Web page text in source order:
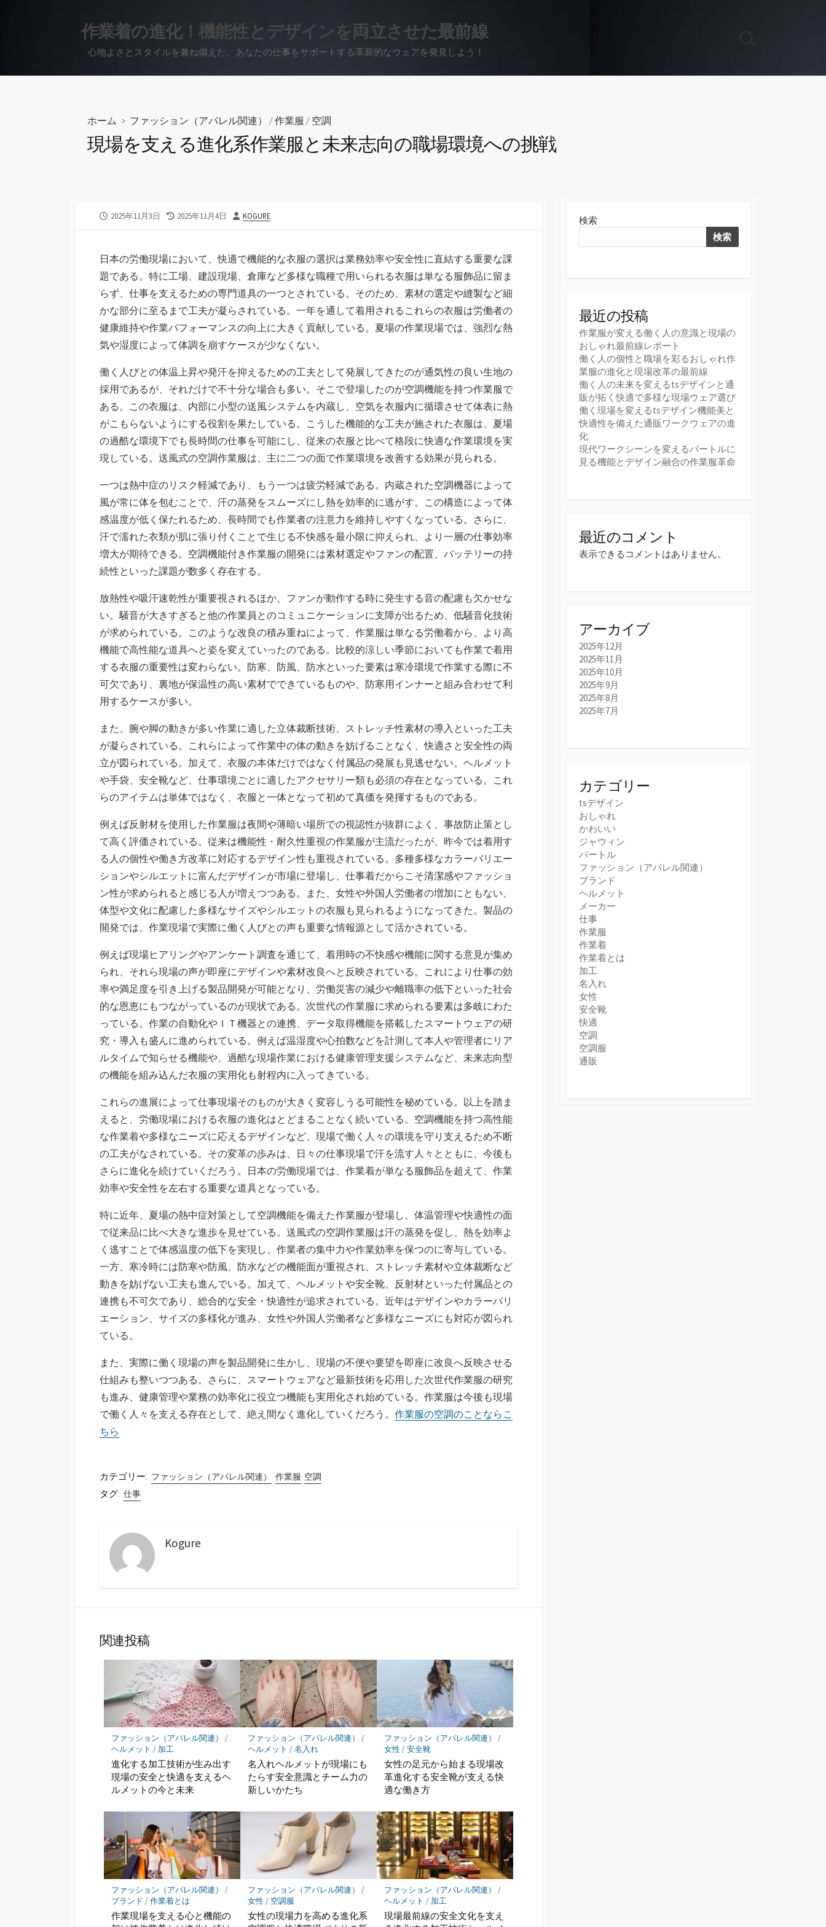
作業着の進化！機能性とデザインを両立させた最前線
心地よさとスタイルを兼ね備えた、あなたの仕事をサポートする革新的なウェアを発見しよう！
検
ホーム > ファッション（アパレル関連） /作業服 / 空調
現場を支える進化系作業服と未来志向の職場環境への挑戦
公
2025年11月3日
最
日
2025年11月4日
投
KOGURE
日本の労働現場において、快適で機能的な衣服の選択は業務効率や安全性に直結する重要な課
題である。 特に工場、建設現場、倉庫など多様な職種で用いられる衣服は単なる服飾品に留ま
らず、仕事を支えるための専門道具の一つとされている。そのため、素材の選定や縫製など細
かな部分に至るまで工夫が凝らされている。一年を通して着用されるこれらの衣服は労働者の
健康維持や作業パフォーマンスの向上に大きく貢献している。夏場の作業現場では、強烈な熱
気や湿度によって体調を崩すケースが少なくない。
働く人びとの体温上昇や発汗を抑えるための工夫として発展してきたのが通気性の良い生地の
採用であるが、それだけで不十分な場合も多い。そこで登場したのが空調機能を持つ作業服で
ある。この衣服は、内部に小型の送風システムを内蔵し、空気を衣服内に循環させて体表に熱
がこもらないようにする役割を果たしている。こうした機能的な工夫が施された衣服は、夏場
の過酷な環境下でも長時間の仕事を可能にし、従来の衣服と比べて格段に快適な作業環境を実
現している。送風式の空調作業服は、主に二つの面で作業環境を改善する効果が見られる。
一つは熱中症のリスク軽減であり、もう一つは疲労軽減である。内蔵された空調機器によって
風が常に体を包むことで、汗の蒸発をスムーズにし熱を効率的に逃がす。この構造によって体
感温度が低く保たれるため、長時間でも作業者の注意力を維持しやすくなっている。さらに、
汗で濡れた衣類が肌に張り付くことで生じる不快感を最小限に抑えられ、より一層の仕事効率
増大が期待できる。空調機能付き作業服の開発には素材選定やファンの配置、バッテリーの持
続性といった課題が数多く存在する。
放熱性や吸汗速乾性が重要視されるほか、ファンが動作する時に発生する音の配慮も欠かせな
い。騒音が大きすぎると他の作業員とのコミュニケーションに支障が出るため、低騒音化技術
が求められている。このような改良の積み重ねによって、作業服は単なる労働着から、より高
機能で高性能な道具へと姿を変えていったのである。比較的涼しい季節においても作業で着用
する衣服の重要性は変わらない。防寒、防風、防水といった要素は寒冷環境で作業する際に不
可欠であり、裏地が保温性の高い素材でできているものや、防寒用インナーと組み合わせて利
用するケースが多い。
また、腕や脚の動きが多い作業に適した立体裁断技術、ストレッチ性素材の導入といった工夫
が凝らされている。これらによって作業中の体の動きを妨げることなく、快適さと安全性の両
立が図られている。加えて、衣服の本体だけではなく付属品の発展も見逃せない。ヘルメット
や手袋、安全靴など、仕事環境ごとに適したアクセサリー類も必須の存在となっている。これ
らのアイテムは単体ではなく、衣服と一体となって初めて真価を発揮するものである。
例えば反射材を使用した作業服は夜間や薄暗い場所での視認性が抜群によく、事故防止策とし
て高く評価されている。従来は機能性・耐久性重視の作業服が主流だったが、昨今では着用す
る人の個性や働き方改革に対応するデザイン性も重視されている。多種多様なカラーバリエー
ションやシルエットに富んだデザインが市場に登場し、仕事着だからこそ清潔感やファッショ
ン性が求められると感じる人が増えつつある。また、女性や外国人労働者の増加にともない、
体型や文化に配慮した多様なサイズやシルエットの衣服も見られるようになってきた。製品の
開発では、作業現場で実際に働く人びとの声も重要な情報源として活かされている。
例えば現場ヒアリングやアンケート調査を通じて、着用時の不快感や機能に関する意見が集め
られ、それら現場の声が即座にデザインや素材改良へと反映されている。これにより仕事の効
率や満足度を引き上げる製品開発が可能となり、労働災害の減少や離職率の低下といった社会
的な恩恵にもつながっているのが現状である。次世代の作業服に求められる要素は多岐にわた
っている。作業の自動化やＩＴ機器との連携、データ取得機能を搭載したスマートウェアの研
究・導入も盛んに進められている。例えば温湿度や心拍数などを計測して本人や管理者にリア
ルタイムで知らせる機能や、過酷な現場作業における健康管理支援システムなど、未来志向型
の機能を組み込んだ衣服の実用化も射程内に入ってきている。
これらの進展によって仕事現場そのものが大きく変容しうる可能性を秘めている。以上を踏ま
えると、労働現場における衣服の進化はとどまることなく続いている。空調機能を持つ高性能
な作業着や多様なニーズに応えるデザインなど、現場で働く人々の環境を守り支えるため不断
の工夫がなされている。その変革の歩みは、日々の仕事現場で汗を流す人々とともに、今後も
さらに進化を続けていくだろう。日本の労働現場では、作業着が単なる服飾品を超えて、作業
効率や安全性を左右する重要な道具となっている。
特に近年、夏場の熱中症対策として空調機能を備えた作業服が登場し、体温管理や快適性の面
で従来品に比べ大きな進歩を見せている。送風式の空調作業服は汗の蒸発を促し、熱を効率よ
く逃すことで体感温度の低下を実現し、作業者の集中力や作業効率を保つのに寄与している。
一方、寒冷時には防寒や防風、防水などの機能面が重視され、ストレッチ素材や立体裁断など
動きを妨げない工夫も進んでいる。加えて、ヘルメットや安全靴、反射材といった付属品との
連携も不可欠であり、総合的な安全・快適性が追求されている。近年はデザインやカラーバリ
エーション、サイズの多様化が進み、女性や外国人労働者など多様なニーズにも対応が図られ
ている。
また、実際に働く現場の声を製品開発に生かし、現場の不便や要望を即座に改良へ反映させる
仕組みも整いつつある。さらに、スマートウェアなど最新技術を応用した次世代作業服の研究
も進み、健康管理や業務の効率化に役立つ機能も実用化され始めている。作業服は今後も現場
で働く人々を支える存在として、絶え間なく進化していくだろう。 作業服の空調のことならこ
ちら
カテゴリー: ファッション（アパレル関連） 作業服 空調
タグ: 仕事
Kogure
関連投稿
ファッション（アパレル関連）
/
ヘルメット /加工
進化する加工技術が生み出す
現場の安全と快適を支えるヘ
ルメットの今と未来
ファッション（アパレル関連）
/
ヘルメット /名入れ
名入れヘルメットが現場にも
たらす安全意識とチーム力の
新しいかたち
ファッション（アパレル関連）
/
女性/安全靴
女性の足元から始まる現場改
革進化する安全靴が支える快
適な働き方
ファッション（アパレル関連）
/
ブランド /作業着とは
作業現場を支える心と機能の
ファッション（アパレル関連）
/
女性/空調服
女性の現場力を高める進化系
ファッション（アパレル関連）
/
ヘルメット /加工
現場最前線の安全文化を支え
検索
検索
最近の投稿
作業服が変える働く人の意識と現場の
おしゃれ最前線レポート
働く人の個性と職場を彩るおしゃれ作
業服の進化と現場改革の最前線
働く人の未来を変えるtsデザインと通
販が拓く快適で多様な現場ウェア選び
働く現場を変えるtsデザイン機能美と
快適性を備えた通販ワークウェアの進
化
現代ワークシーンを変えるバートルに
見る機能とデザイン融合の作業服革命
最近のコメント
表示できるコメントはありません。
アーカイブ
2025年12月
2025年11月
2025年10月
2025年9月
2025年8月
2025年7月
カテゴリー
tsデザイン
おしゃれ
かわいい
ジャウィン
バートル
ファッション（アパレル関連）
ブランド
ヘルメット
メーカー
仕事
作業服
作業着
作業着とは
加工
名入れ
女性
安全靴
快適
空調
空調服
通販